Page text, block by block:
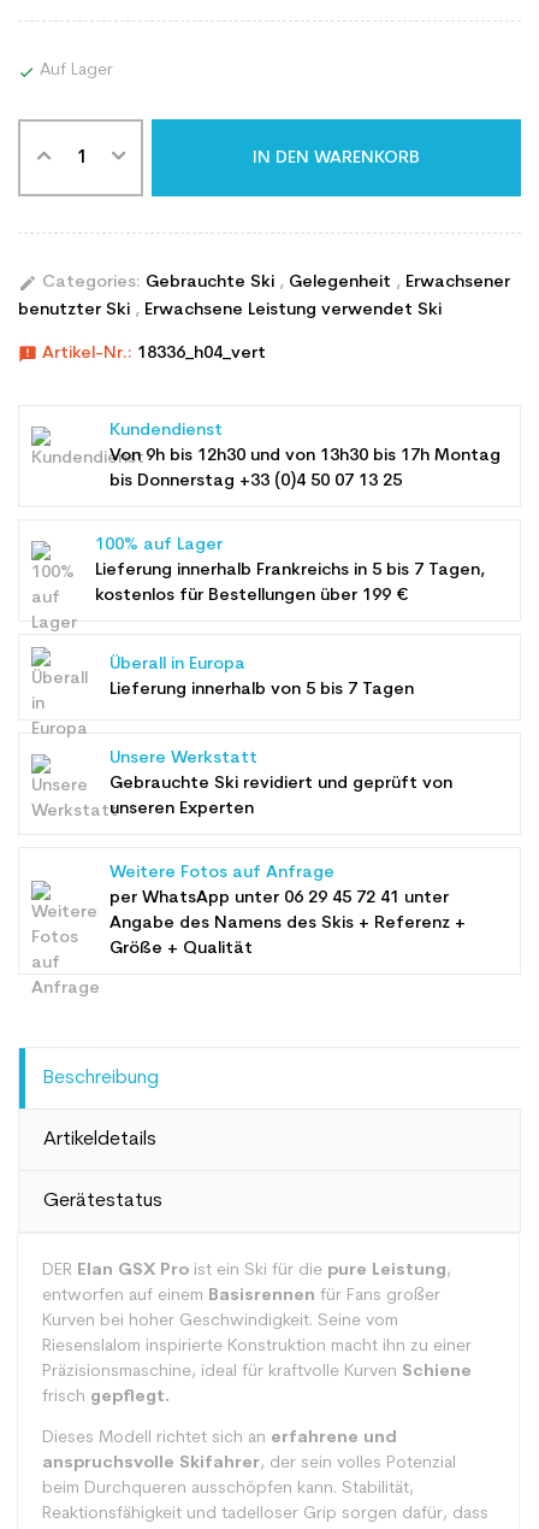
 Auf Lager
IN DEN WARENKORB
edit Categories: Gebrauchte Ski , Gelegenheit , Erwachsener
benutzter Ski , Erwachsene Leistung verwendet Ski
announcement Artikel-Nr.: 18336_h04_vert
Kundendienst
Von 9h bis 12h30 und von 13h30 bis 17h Montag
bis Donnerstag +33 (0)4 50 07 13 25
100% auf Lager
Lieferung innerhalb Frankreichs in 5 bis 7 Tagen,
kostenlos für Bestellungen über 199 €
Überall in Europa
Lieferung innerhalb von 5 bis 7 Tagen
Unsere Werkstatt
Gebrauchte Ski revidiert und geprüft von
unseren Experten
Weitere Fotos auf Anfrage
per WhatsApp unter 06 29 45 72 41 unter
Angabe des Namens des Skis + Referenz +
Größe + Qualität
Beschreibung
Artikeldetails
Gerätestatus
DER Elan GSX Pro ist ein Ski für die pure Leistung,
entworfen auf einem Basisrennen für Fans großer
Kurven bei hoher Geschwindigkeit. Seine vom
Riesenslalom inspirierte Konstruktion macht ihn zu einer
Präzisionsmaschine, ideal für kraftvolle Kurven Schiene
frisch gepflegt.
Dieses Modell richtet sich an erfahrene und
anspruchsvolle Skifahrer, der sein volles Potenzial
beim Durchqueren ausschöpfen kann. Stabilität,
Reaktionsfähigkeit und tadelloser Grip sorgen dafür, dass